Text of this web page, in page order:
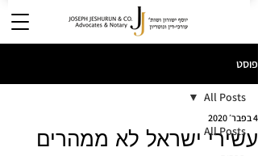
פוסט
All Posts
All Posts
עשירי ישראל לא ממהרים
4 בפבר׳ 2020